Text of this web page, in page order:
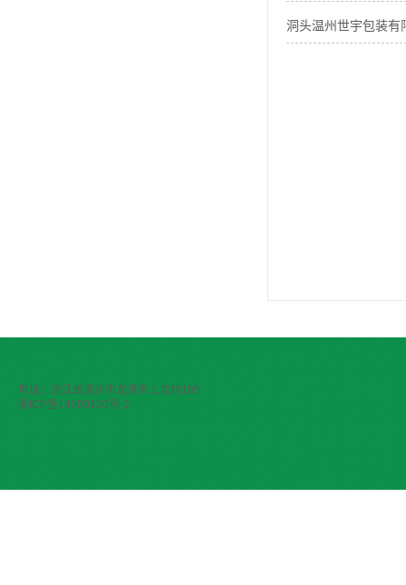
洞头温州世宇包装有
地址：浙江省温州市龙港市上北村195
浙ICP备14005120号-2